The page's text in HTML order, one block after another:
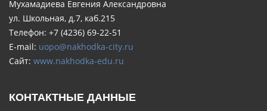
Мухамадиева Евгения Александровна
ул. Школьная, д.7, каб.215
Телефон: +7 (4236) 69-22-51
E-mail: uopo@nakhodka-city.ru
Сайт: www.nakhodka-edu.ru
КОНТАКТНЫЕ ДАННЫЕ